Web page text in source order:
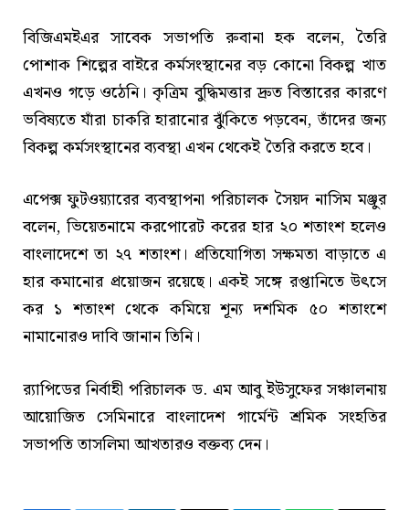
বিজিএমইএর সাবেক সভাপতি রুবানা হক বলেন, তৈরি
পোশাক শিল্পের বাইরে কর্মসংস্থানের বড় কোনো বিকল্প খাত
এখনও গড়ে ওঠেনি। কৃত্রিম বুদ্ধিমত্তার দ্রুত বিস্তারের কারণে
ভবিষ্যতে যাঁরা চাকরি হারানোর ঝুঁকিতে পড়বেন, তাঁদের জন্য
বিকল্প কর্মসংস্থানের ব্যবস্থা এখন থেকেই তৈরি করতে হবে।
এপেক্স ফুটওয়্যারের ব্যবস্থাপনা পরিচালক সৈয়দ নাসিম মঞ্জুর
বলেন, ভিয়েতনামে করপোরেট করের হার ২০ শতাংশ হলেও
বাংলাদেশে তা ২৭ শতাংশ। প্রতিযোগিতা সক্ষমতা বাড়াতে এ
হার কমানোর প্রয়োজন রয়েছে। একই সঙ্গে রপ্তানিতে উৎসে
কর ১ শতাংশ থেকে কমিয়ে শূন্য দশমিক ৫০ শতাংশে
নামানোরও দাবি জানান তিনি।
র‍্যাপিডের নির্বাহী পরিচালক ড. এম আবু ইউসুফের সঞ্চালনায়
আয়োজিত সেমিনারে বাংলাদেশ গার্মেন্ট শ্রমিক সংহতির
সভাপতি তাসলিমা আখতারও বক্তব্য দেন।